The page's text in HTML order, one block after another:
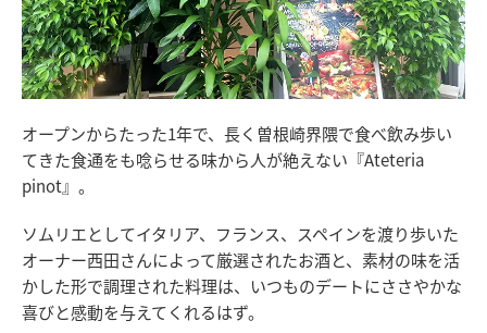
オープンからたった1年で、長く曽根崎界隈で食べ飲み歩い
てきた食通をも唸らせる味から人が絶えない『Ateteria
pinot』。
ソムリエとしてイタリア、フランス、スペインを渡り歩いた
オーナー西田さんによって厳選されたお酒と、素材の味を活
かした形で調理された料理は、いつものデートにささやかな
喜びと感動を与えてくれるはず。